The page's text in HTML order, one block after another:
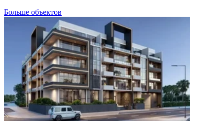
Больше объектов